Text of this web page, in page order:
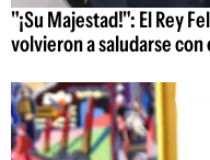
"¡Su Majestad!": El Rey
volvieron a saludarse